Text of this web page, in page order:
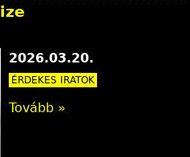
2026.03.20.
ÉRDEKES IRATOK
Tovább »